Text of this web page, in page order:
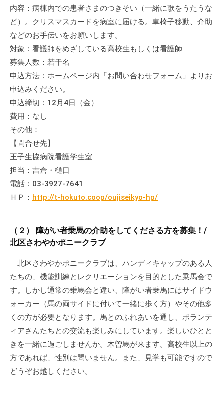
ィ
ア
活
動
の
支
援
や
、
関
す
る
総
な
交
流
。
様
々
内容：病棟内での患者さまのつきそい（一緒に歌をうたうな
ど）。クリスマスカードを病室に届ける。車椅子移動、介助
などのお手伝いをお願いします。
対象：看護師をめざしている高校生もしくは看護師
募集人数：若干名
申込方法：ホームページ内「お問い合わせフォーム」よりお
申込みください。
申込締切：12月4日（金）
費用：なし
その他：
【問合せ先】
王子生協病院看護学生室
担当：吉倉・樋口
電話：03-3927-7641
ＨＰ： http://t-hokuto.coop/oujiseikyo-hp/
（２） 障がい者乗馬の介助をしてくださる方を募集！/
北区さわやかポニークラブ
北区さわやかポニークラブは、ハンディキャップのある人
たちの、機能訓練とレクリエーションを目的とした乗馬会で
す。しかし通常の乗馬会と違い、障がい者乗馬にはサイドウ
ォーカー（馬の両サイドに付いて一緒に歩く方）やその他多
くの方が必要となります。馬とのふれあいを通し、ボランテ
ィアさんたちとの交流も楽しみにしています。楽しいひとと
きを一緒に過ごしませんか。木曽馬が来ます。高校生以上の
方であれば、性別は問いません。また、見学も可能ですので
どうぞお越しください。